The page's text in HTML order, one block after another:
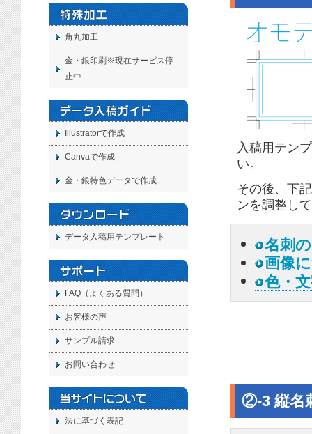
入稿用テン
い。
その後、下
ンを調整し
名刺
画像
色・
②-3 縦名
角丸加工
金・銀印刷※現在サービス停
止中
Illustratorで作成
Canvaで作成
金・銀特色データで作成
データ入稿用テンプレート
FAQ（よくある質問）
お客様の声
サンプル請求
お問い合わせ
法に基づく表記